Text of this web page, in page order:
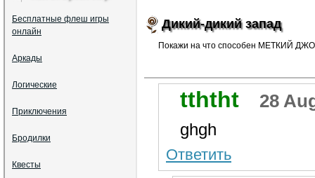
Дикий-дикий запад
Покажи на что способен МЕТКИЙ
tththt 28
ghgh
Ответить
Бесплатные флеш игры
онлайн
Аркады
Логические
Приключения
Бродилки
Квесты